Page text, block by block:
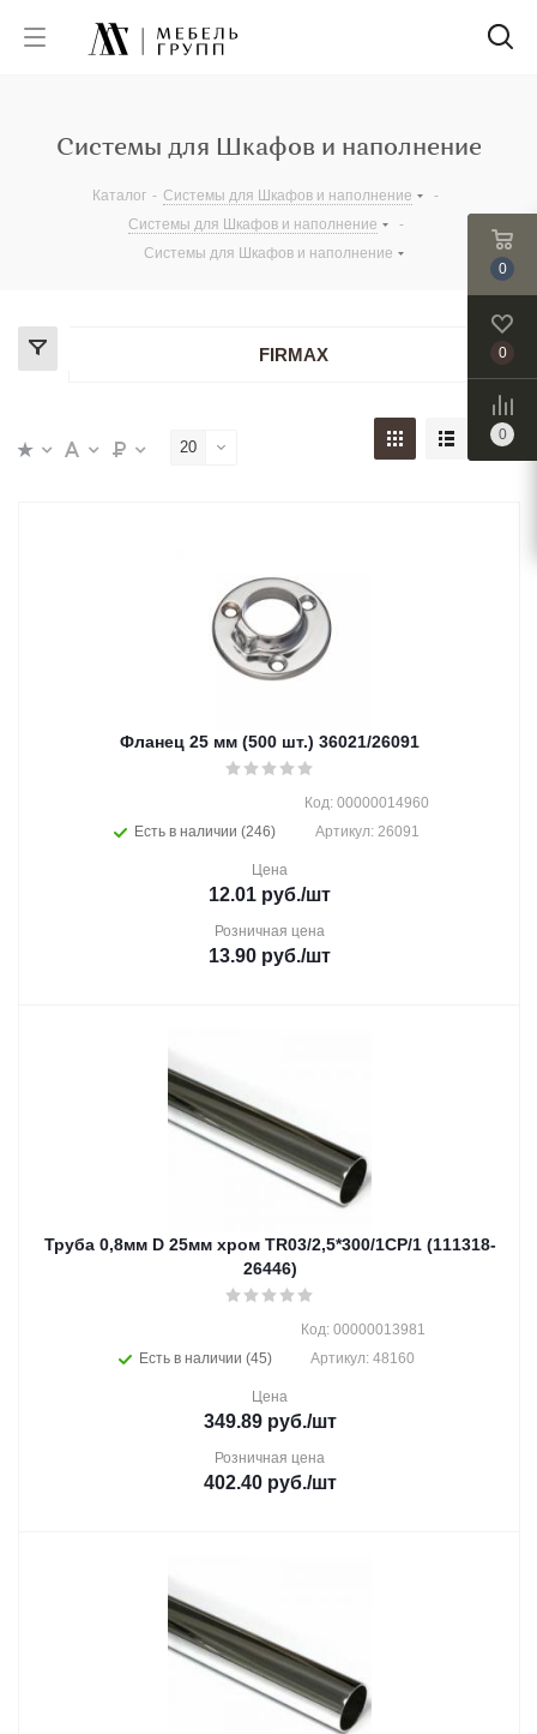
Системы для Шкафов и наполнение
Каталог - Системы для Шкафов и наполнение
-
Системы для Шкафов и наполнение
-
Системы для Шкафов и наполнение
FIRMAX
20
Фланец 25 мм (500 шт.) 36021/26091
Есть в наличии (246)
Код: 00000014960
Артикул: 26091
Цена
12.01 руб./шт
Розничная цена
13.90 руб./шт
Труба 0,8мм D 25мм хром TR03/2,5*300/1CP/1 (111318-
26446)
Есть в наличии (45)
Код: 00000013981
Артикул: 48160
Цена
349.89руб./шт
Розничная цена
402.40руб./шт
0
0
0